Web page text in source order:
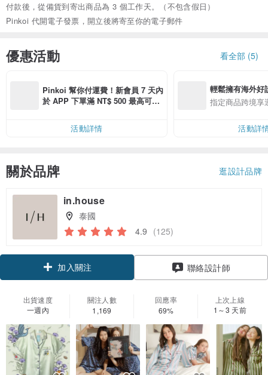
付款後，從備貨到寄出商品為 3 個工作天。（不包含假日）
Pinkoi 代開電子發票，開立後將寄至你的電子郵件
優惠活動 看全部 (5)
Pinkoi 幫你付運費！新會員 7 天內
於 APP 下單滿 NT$ 500 最高可折
活動詳情
輕鬆擁有海外好
指定商品跨境享
活動詳
關於品牌 逛設計品牌
in.house
泰國
4.9 (125)
加入關注 聯絡設計師
出貨速度
一週內
關注人數
1,169
回應率
69%
上次上線
1～3 天前